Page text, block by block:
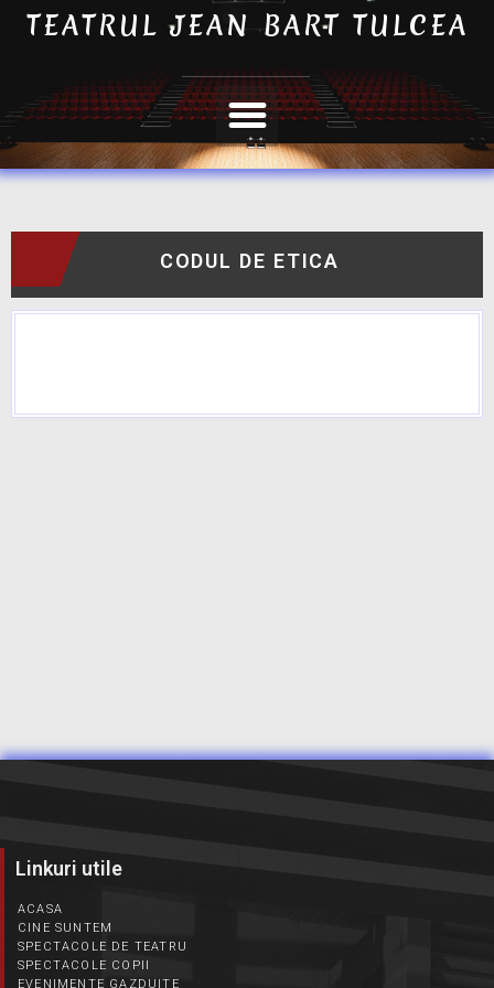
TEATRUL JEAN BART TULCEA
CODUL DE ETICA
Linkuri utile
ACASA
CINE SUNTEM
SPECTACOLE DE TEATRU
SPECTACOLE COPII
EVENIMENTE GAZDUITE